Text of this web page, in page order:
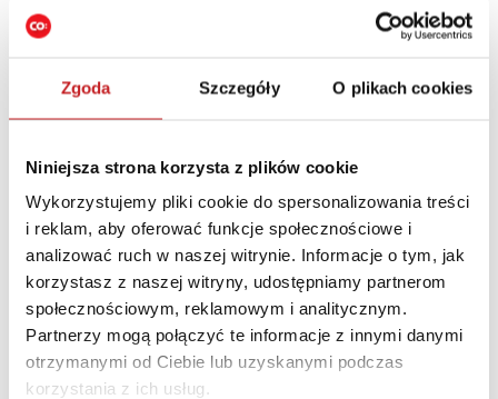
Zgoda Szczegóły O plikach cookies
Niniejsza strona korzysta z plików cookie
Wykorzystujemy pliki cookie do spersonalizowania treści
i reklam, aby oferować funkcje społecznościowe i
analizować ruch w naszej witrynie. Informacje o tym, jak
korzystasz z naszej witryny, udostępniamy partnerom
społecznościowym, reklamowym i analitycznym.
Partnerzy mogą połączyć te informacje z innymi danymi
otrzymanymi od Ciebie lub uzyskanymi podczas
korzystania z ich usług.
Byviralcode_cospot
w
biurze
Rośliny w biurze
Kwiaty to nie tylko ładna ozdoba do
biura. Wielu przedsiębiorców
prowadzących wynajem biur nie
inwestuje w elementy dekoracyjne, ani
żywe rośliny będąc zdania, że cztery
ściany, i podłoga to wystarczająca